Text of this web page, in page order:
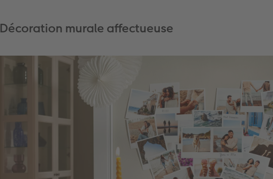
Décoration murale affectueuse